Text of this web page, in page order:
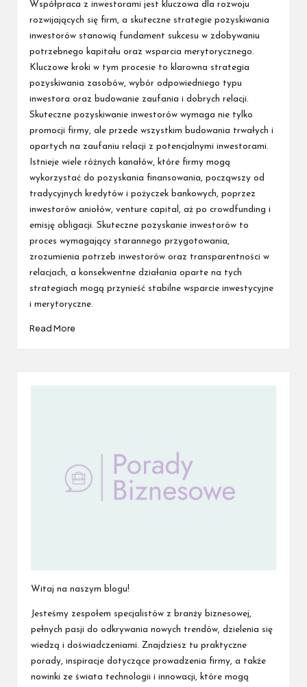
Współpraca z inwestorami jest kluczowa dla rozwoju
rozwijających się firm, a skuteczne strategie pozyskiwania
inwestorów stanowią fundament sukcesu w zdobywaniu
potrzebnego kapitału oraz wsparcia merytorycznego.
Kluczowe kroki w tym procesie to klarowna strategia
pozyskiwania zasobów, wybór odpowiedniego typu
inwestora oraz budowanie zaufania i dobrych relacji.
Skuteczne pozyskiwanie inwestorów wymaga nie tylko
promocji firmy, ale przede wszystkim budowania trwałych i
opartych na zaufaniu relacji z potencjalnymi inwestorami.
Istnieje wiele różnych kanałów, które firmy mogą
wykorzystać do pozyskania finansowania, począwszy od
tradycyjnych kredytów i pożyczek bankowych, poprzez
inwestorów aniołów, venture capital, aż po crowdfunding i
emisję obligacji. Skuteczne pozyskanie inwestorów to
proces wymagający starannego przygotowania,
zrozumienia potrzeb inwestorów oraz transparentności w
relacjach, a konsekwentne działania oparte na tych
strategiach mogą przynieść stabilne wsparcie inwestycyjne
i merytoryczne.
Read More
Witaj na naszym blogu!
Jesteśmy zespołem specjalistów z branży biznesowej,
pełnych pasji do odkrywania nowych trendów, dzielenia się
wiedzą i doświadczeniami. Znajdziesz tu praktyczne
porady, inspiracje dotyczące prowadzenia firmy, a także
nowinki ze świata technologii i innowacji, które mogą